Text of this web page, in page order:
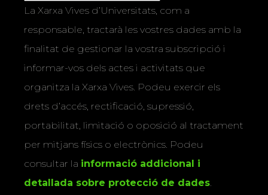
La Xarxa Vives d’Universitats, com a
responsable, tractarà les vostres dades amb la
finalitat de gestionar la vostra subscripció i
informar-vos dels actes i activitats que
organitza la Xarxa Vives. Podeu exercir els
drets d’accés, rectificació, supressió,
portabilitat, limitació o oposició al tractament
per mitjans físics o electrònics. Podeu
consultar la informació addicional i
detallada sobre protecció de dades.